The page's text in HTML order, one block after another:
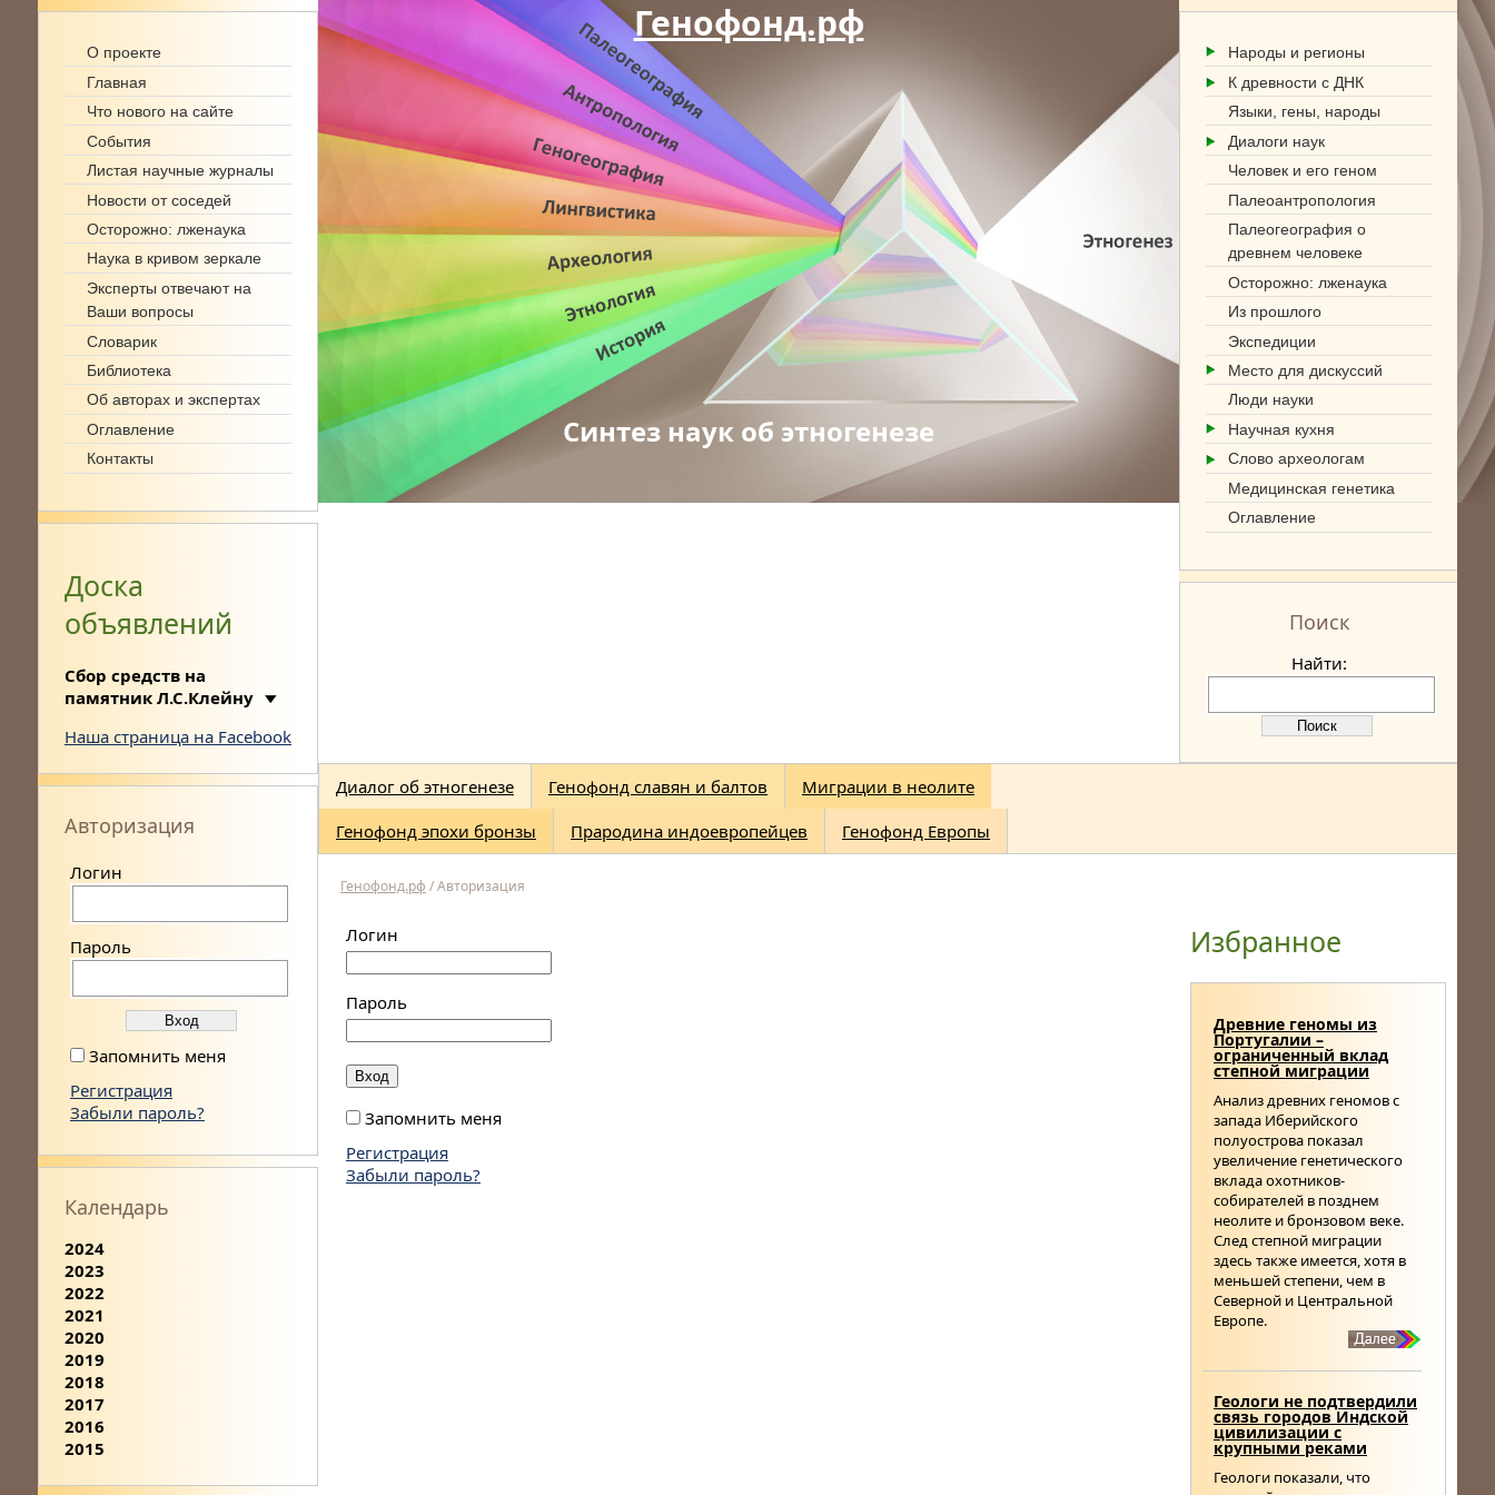
О проекте
Главная
Что нового на сайте
События
Листая научные журналы
Новости от соседей
Осторожно: лженаука
Наука в кривом зеркале
Эксперты отвечают на
Ваши вопросы
Словарик
Библиотека
Об авторах и экспертах
Оглавление
Контакты
Доска
объявлений
Сбор средств на
памятник Л.С.Клейну
Наша страница на Facebook
Авторизация
Логин
Пароль
Запомнить меня
Регистрация
Забыли пароль?
Календарь
2024
2023
2022
2021
2020
2019
2018
2017
2016
2015
Народы и регионы
К древности с ДНК
Языки, гены, народы
Диалоги наук
Человек и его геном
Палеоантропология
Палеогеография о
древнем человеке
Осторожно: лженаука
Из прошлого
Экспедиции
Место для дискуссий
Люди науки
Научная кухня
Слово археологам
Медицинская генетика
Оглавление
Поиск
Найти:
Генофонд.рф
Синтез наук об этногенезе
Диалог об этногенезе Генофонд славян и балтов
Миграции в неолите
Генофонд эпохи бронзы
Прародина индоевропейцев Генофонд Европы
Генофонд.рф /Авторизация
Логин
Пароль
Запомнить меня
Регистрация
Забыли пароль?
Избранное
Древние геномы из
Португалии –
ограниченный вклад
степной миграции
Анализ древних геномов с
запада Иберийского
полуострова показал
увеличение генетического
вклада охотников-
собирателей в позднем
неолите и бронзовом веке.
След степной миграции
здесь также имеется, хотя в
меньшей степени, чем в
Северной и Центральной
Европе.
Геологи не подтвердили
связь городов Индской
цивилизации с
крупными реками
Геологи показали, что